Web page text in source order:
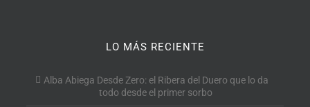
LO MÁS RECIENTE
Alba Abiega Desde Zero: el Ribera del Duero que lo da
todo desde el primer sorbo